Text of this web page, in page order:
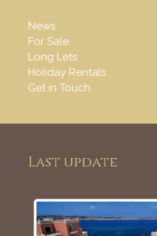
News
For Sale
Long Lets
Holiday Rentals
Get in Touch
Last update